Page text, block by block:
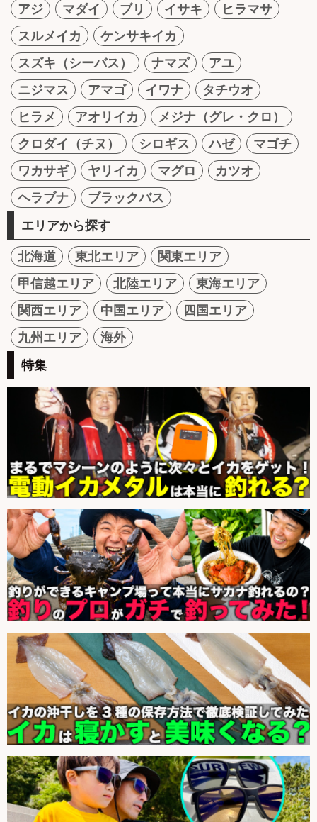
アジ マダイ ブリ イサキ
ヒラマサ
スルメイカ
ケンサキイカ
スズキ（シーバス）
ナマズ
アユ
ニジマス
アマゴ イワナ
タチウオ
ヒラメ
アオリイカ
メジナ（グレ・クロ）
クロダイ（チヌ）
シロギス ハゼ
マゴチ
ワカサギ
ヤリイカ マグロ
カツオ
ヘラブナ
ブラックバス
エリアから探す
北海道 東北エリア
関東エリア
甲信越エリア
北陸エリア
東海エリア
関西エリア
中国エリア
四国エリア
九州エリア
海外
特集